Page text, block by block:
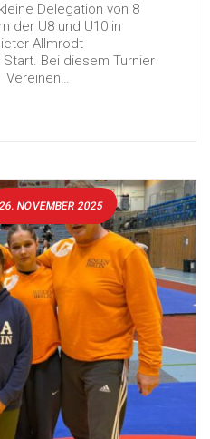
Delegation von 8
der U8 und U10 in
Allmrodt
Bei diesem Turnier
Vereinen…
NOVEMBER 2025